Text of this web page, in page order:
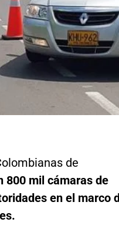
de
800 mil cámaras de
en el marco